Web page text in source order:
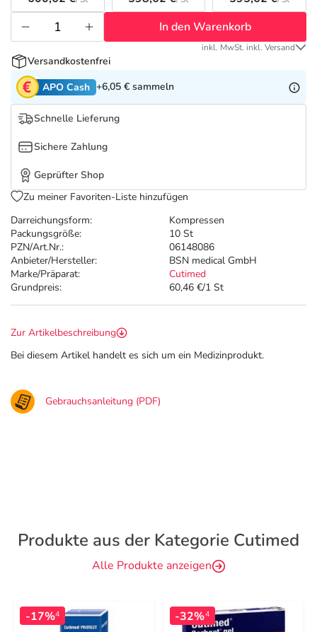
Tierapotheke
Vitamine & Mineralstoffe
Marken
Salus Deals
Darreichungsform:
Kompressen
Packungsgröße:
10 St
PZN/Art.Nr.:
06148086
Anbieter/Hersteller:
BSN medical GmbH
Marke/Präparat:
Cutimed
Grundpreis:
60,46 €/1 St
In den Warenkorb
inkl. MwSt. inkl. Versand
Versandkostenfrei
APO Cash +6,05 € sammeln
Schnelle Lieferung
Sichere Zahlung
Geprüfter Shop
Zu meiner Favoriten-Liste hinzufügen
Zur Artikelbeschreibung
Bei diesem Artikel handelt es sich um ein Medizinprodukt.
Gebrauchsanleitung (PDF)
Produkte aus der Kategorie Cutimed
Alle Produkte anzeigen
-17%4 -32%4